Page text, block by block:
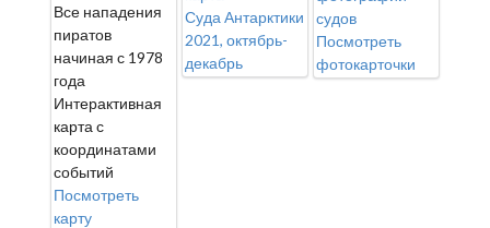
Все нападения
пиратов
начиная с 1978
года
Интерактивная
карта с
координатами
событий
Посмотреть
карту
Суда Антарктики
2021, октябрь-
декабрь
судов
Посмотреть
фотокарточки